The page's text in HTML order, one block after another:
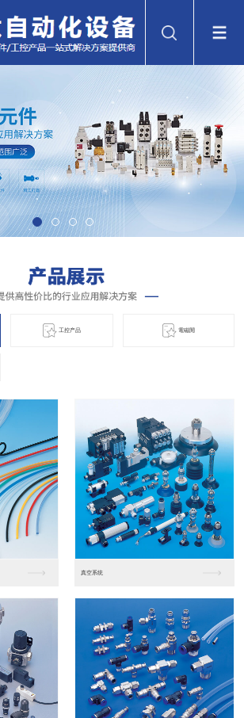
工控产品 電磁閞
进口松下PLC